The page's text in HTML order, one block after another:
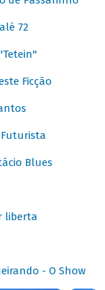
72
Ficção
Futurista
Blues
liberta
- O Show